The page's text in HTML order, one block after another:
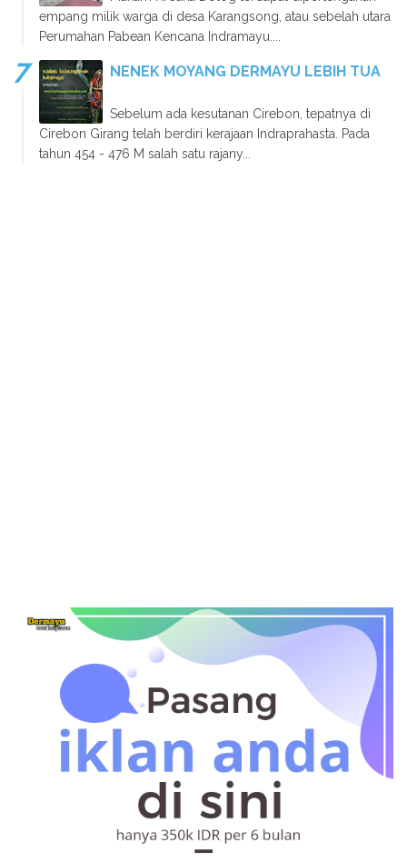
empang milik warga di desa Karangsong, atau sebelah utara
Perumahan Pabean Kencana Indramayu....
NENEK MOYANG DERMAYU LEBIH TUA
Sebelum ada kesutanan Cirebon, tepatnya di
Cirebon Girang telah berdiri kerajaan Indraprahasta. Pada
tahun 454 - 476 M salah satu rajany...